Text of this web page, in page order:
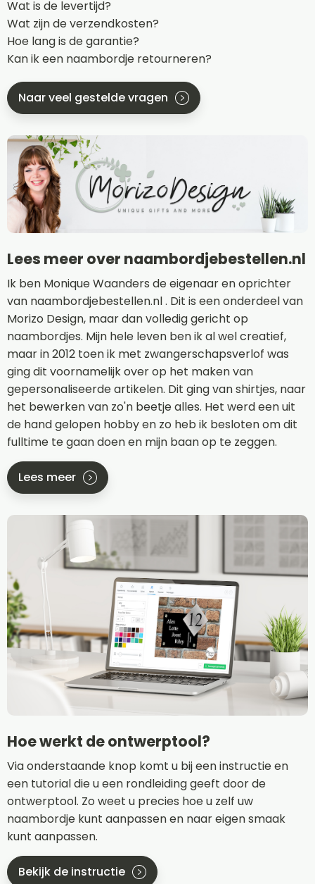
Wat is de levertijd?
Wat zijn de verzendkosten?
Hoe lang is de garantie?
Kan ik een naambordje retourneren?
Naar veel gestelde vragen
Lees meer over naambordjebestellen.nl
Ik ben Monique Waanders de eigenaar en oprichter
van naambordjebestellen.nl . Dit is een onderdeel van
Morizo Design, maar dan volledig gericht op
naambordjes. Mijn hele leven ben ik al wel creatief,
maar in 2012 toen ik met zwangerschapsverlof was
ging dit voornamelijk over op het maken van
gepersonaliseerde artikelen. Dit ging van shirtjes, naar
het bewerken van zo'n beetje alles. Het werd een uit
de hand gelopen hobby en zo heb ik besloten om dit
fulltime te gaan doen en mijn baan op te zeggen.
Lees meer
Hoe werkt de ontwerptool?
Via onderstaande knop komt u bij een instructie en
een tutorial die u een rondleiding geeft door de
ontwerptool. Zo weet u precies hoe u zelf uw
naambordje kunt aanpassen en naar eigen smaak
kunt aanpassen.
Bekijk de instructie